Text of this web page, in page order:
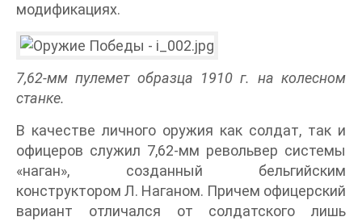
модификациях.
7,62-мм пулемет образца 1910 г. на колесном
станке.
В качестве личного оружия как солдат, так и
офицеров служил 7,62-мм револьвер системы
«наган», созданный бельгийским
конструктором Л. Наганом. Причем офицерский
вариант отличался от солдатского лишь